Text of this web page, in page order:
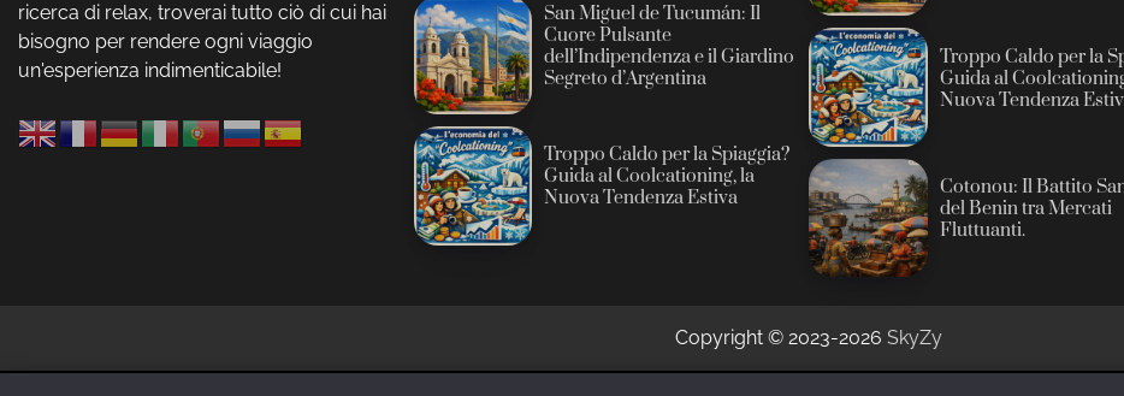
ricerca di relax, troverai tutto ciò di cui hai
bisogno per rendere ogni viaggio
un'esperienza indimenticabile!
San Miguel de Tucumán: Il
Cuore Pulsante
dell’Indipendenza e il Giardino
Segreto d’Argentina
Troppo Caldo per la Spiaggia?
Guida al Coolcationing, la
Nuova Tendenza Estiva
Troppo Caldo per la
Guida al
Nuova Tendenza
Cotonou: Il Battito
del Benin tra Mercati
Fluttuanti.
Copyright © 2023-2026 SkyZy